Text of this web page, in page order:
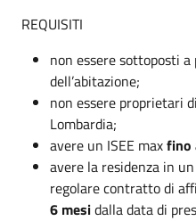
REQUISITI
non essere sottoposti
dell’abitazione;
non essere proprietari
Lombardia;
avere un ISEE maxfino
avere la residenza in
regolare contratto di
6 mesidalla data di